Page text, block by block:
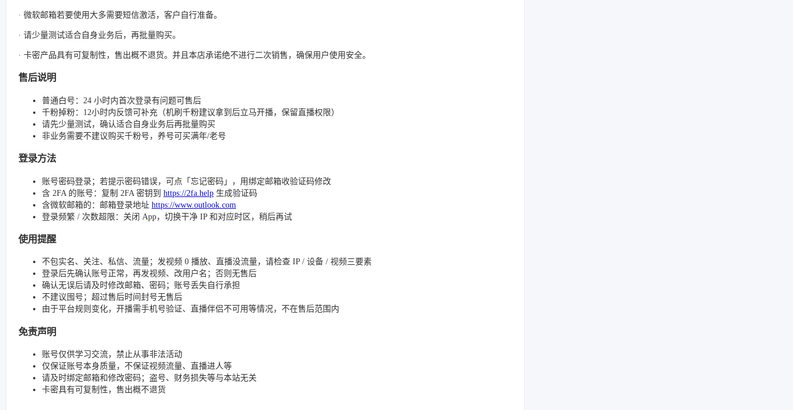
· 微软邮箱若要使用大多需要短信激活，客户自行准备。
· 请少量测试适合自身业务后，再批量购买。
· 卡密产品具有可复制性，售出概不退货。并且本店承诺绝不进行二次销售，确保用户使用安全。
售后说明
普通白号：24 小时内首次登录有问题可售后
千粉掉粉：12小时内反馈可补充（机刷千粉建议拿到后立马开播，保留直播权限）
请先少量测试，确认适合自身业务后再批量购买
非业务需要不建议购买千粉号，养号可买满年/老号
登录方法
账号密码登录；若提示密码错误，可点「忘记密码」，用绑定邮箱收验证码修改
含 2FA 的账号：复制 2FA 密钥到 https://2fa.help 生成验证码
含微软邮箱的：邮箱登录地址 https://www.outlook.com
登录频繁 / 次数超限：关闭 App，切换干净 IP 和对应时区，稍后再试
使用提醒
不包实名、关注、私信、流量；发视频 0 播放、直播没流量，请检查 IP / 设备 / 视频三要素
登录后先确认账号正常，再发视频、改用户名；否则无售后
确认无误后请及时修改邮箱、密码；账号丢失自行承担
不建议囤号；超过售后时间封号无售后
由于平台规则变化，开播需手机号验证、直播伴侣不可用等情况，不在售后范围内
免责声明
账号仅供学习交流，禁止从事非法活动
仅保证账号本身质量，不保证视频流量、直播进人等
请及时绑定邮箱和修改密码；盗号、财务损失等与本站无关
卡密具有可复制性，售出概不退货